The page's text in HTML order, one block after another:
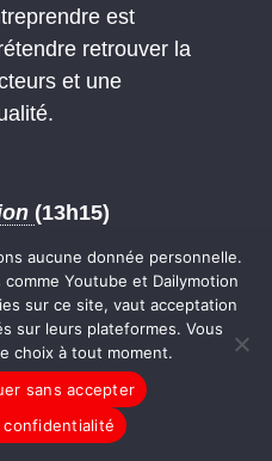
est
retrouver la
et une
(13h15)
maire écolo qui, en
National,
à travers la
active…
Viénot, Mars
aucune donnée personnelle.
Youtube et Dailymotion
sur ce site, vaut acceptation
sur leurs plateformes. Vous
choix à tout moment.
sans accepter
confidentialité